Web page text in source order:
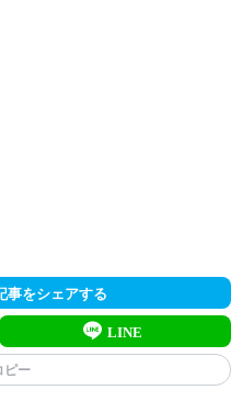
事をシェアする
LINE
ピー